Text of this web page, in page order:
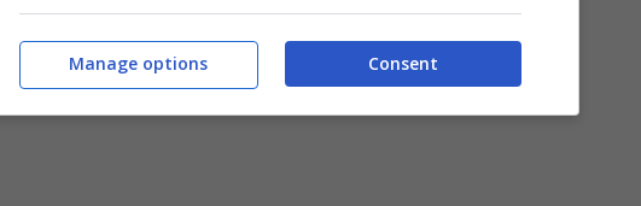
conto sul
inspiegabili ai check-in di alcuni aeroporti,
motivo, personale aeroportuale visibilmente
Consent
Manage options